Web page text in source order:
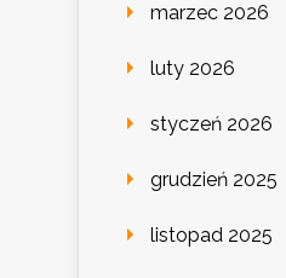
marzec 2026
luty 2026
styczeń 2026
grudzień 2025
listopad 2025